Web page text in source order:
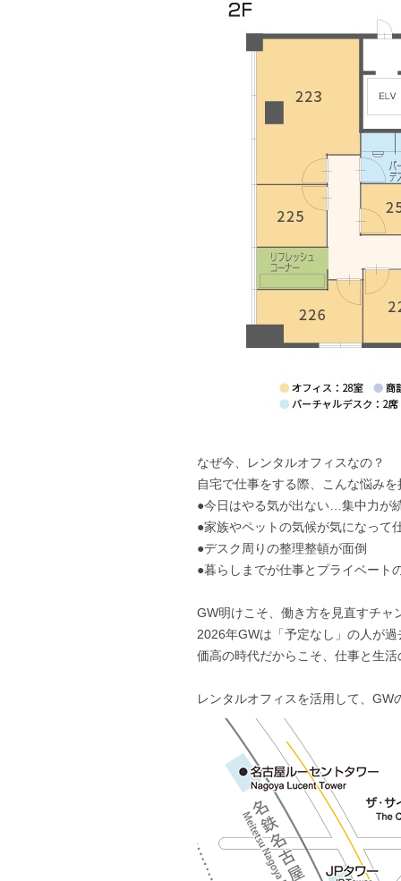
なぜ今、レンタルオフィスなの？
自宅で仕事をする際、こんな悩み
●今日はやる気が出ない…集中力が
●家族やペットの気候が気になって
●デスク周りの整理整頓が面倒
●暮らしまでが仕事とプライベート
GW明けこそ、働き方を見直すチャ
2026年GWは「予定なし」の人が
価高の時代だからこそ、仕事と生
レンタルオフィスを活用して、